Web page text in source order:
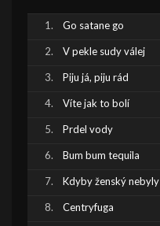
Go satane go
V pekle sudy válej
Piju já, piju rád
Víte jak to bolí
Prdel vody
Bum bum tequila
Kdyby ženský nebyly
Centryfuga